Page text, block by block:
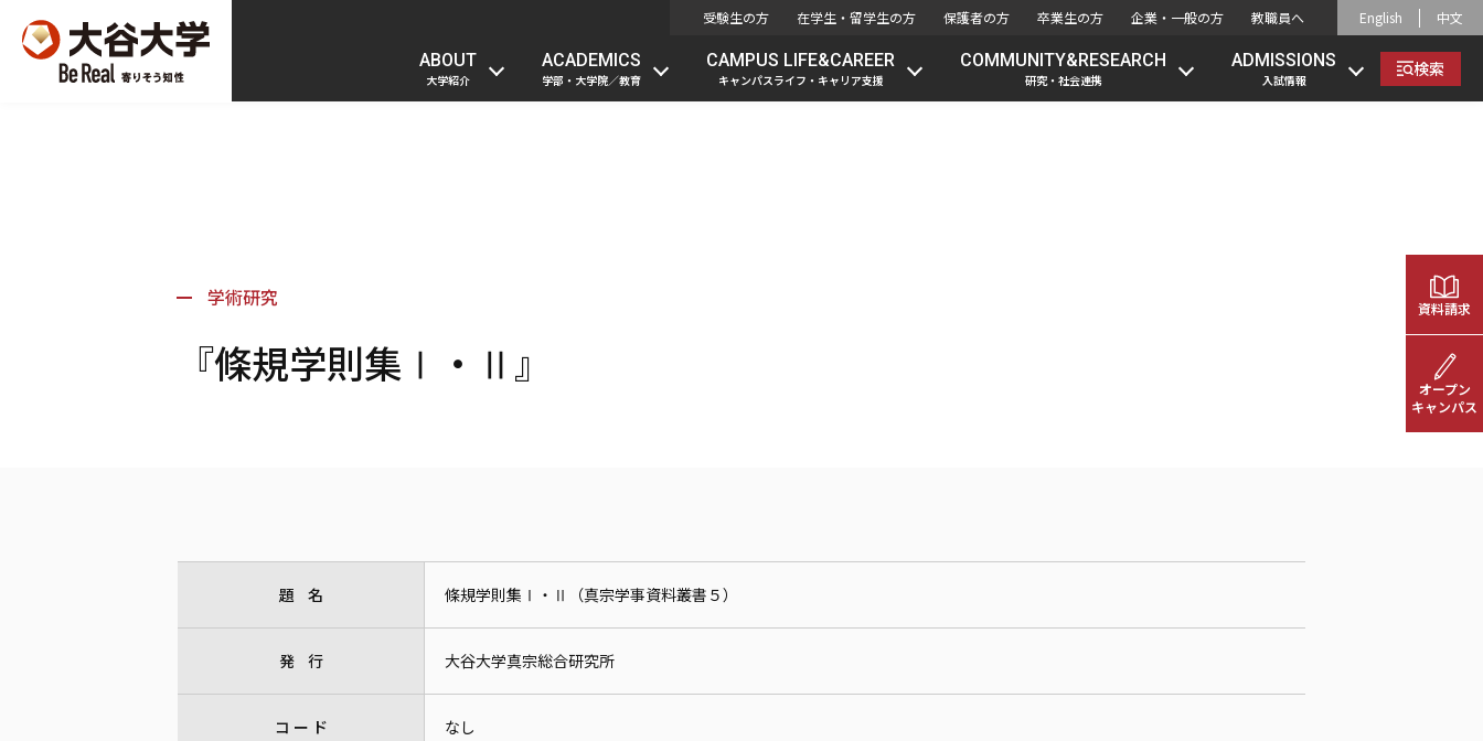
受験生の方 在学生・留学生の方 保護者の方 卒業生の方 企業・一般の方 教職員へ English 中文
ABOUT
大学紹介
ACADEMICS
学部・大学院／教育
CAMPUS LIFE&CAREER
キャンパスライフ・キャリア支援
COMMUNITY&RESEARCH
研究・社会連携
ADMISSIONS
入試情報
検索
学術研究
『條規学則集Ⅰ・Ⅱ』
題 名 條規学則集Ⅰ・Ⅱ（真宗学事資料叢書５）
発 行 大谷大学真宗総合研究所
コ ー ド なし
資料請求
オープン
キャンパス